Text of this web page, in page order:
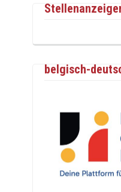
belgisch-